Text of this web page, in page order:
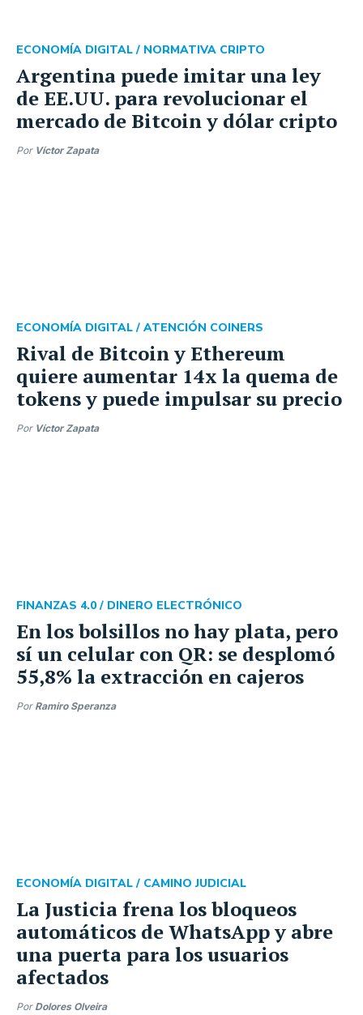
Argentina puede imitar una ley
de EE.UU. para revolucionar el
mercado de Bitcoin y dólar cripto
ECONOMÍA DIGITAL / NORMATIVA CRIPTO
Por Víctor Zapata
Rival de Bitcoin y Ethereum
quiere aumentar 14x la quema de
tokens y puede impulsar su precio
ECONOMÍA DIGITAL / ATENCIÓN COINERS
Por Víctor Zapata
En los bolsillos no hay plata, pero
sí un celular con QR: se desplomó
55,8% la extracción en cajeros
FINANZAS 4.0 / DINERO ELECTRÓNICO
Por Ramiro Speranza
La Justicia frena los bloqueos
automáticos de WhatsApp y abre
una puerta para los usuarios
afectados
ECONOMÍA DIGITAL / CAMINO JUDICIAL
Por Dolores Olveira